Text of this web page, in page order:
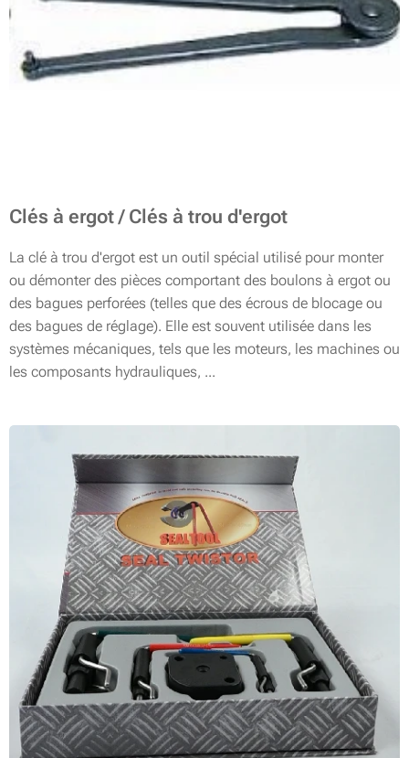
Clés à ergot / Clés à trou d'ergot
La clé à trou d'ergot est un outil spécial utilisé pour monter
ou démonter des pièces comportant des boulons à ergot ou
des bagues perforées (telles que des écrous de blocage ou
des bagues de réglage). Elle est souvent utilisée dans les
systèmes mécaniques, tels que les moteurs, les machines ou
les composants hydrauliques, ...